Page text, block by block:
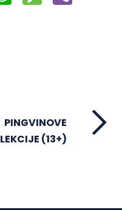
PINGVINOVE
LEKCIJE (13+)